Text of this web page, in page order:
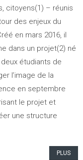
citoyens(1) – réunis
des enjeux du
en mars 2016, il
dans un projet(2) né
étudiants de
l’image de la
en septembre
le projet et
une structure
PLUS